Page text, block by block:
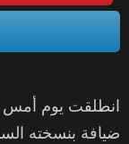
ضيافة بنسخته